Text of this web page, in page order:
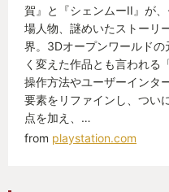
「Ⅲ」に続くのでけっ
てしまいましたが、次
す！
ちょっとしか登場しな
ゃかっこいいのですが
賀』と『シェンムーII』が
場人物、謎めいたストーリ
界。3Dオープンワールドの
く変えた作品とも言われる
操作方法やユーザーインタ
要素をリファインし、つい
点を加え、…
from playstation.com